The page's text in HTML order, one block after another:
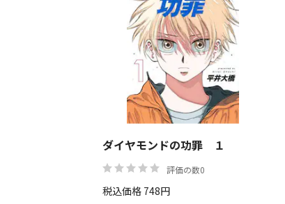
ダイヤモンドの功罪 １
評価の数0
税込価格 748円